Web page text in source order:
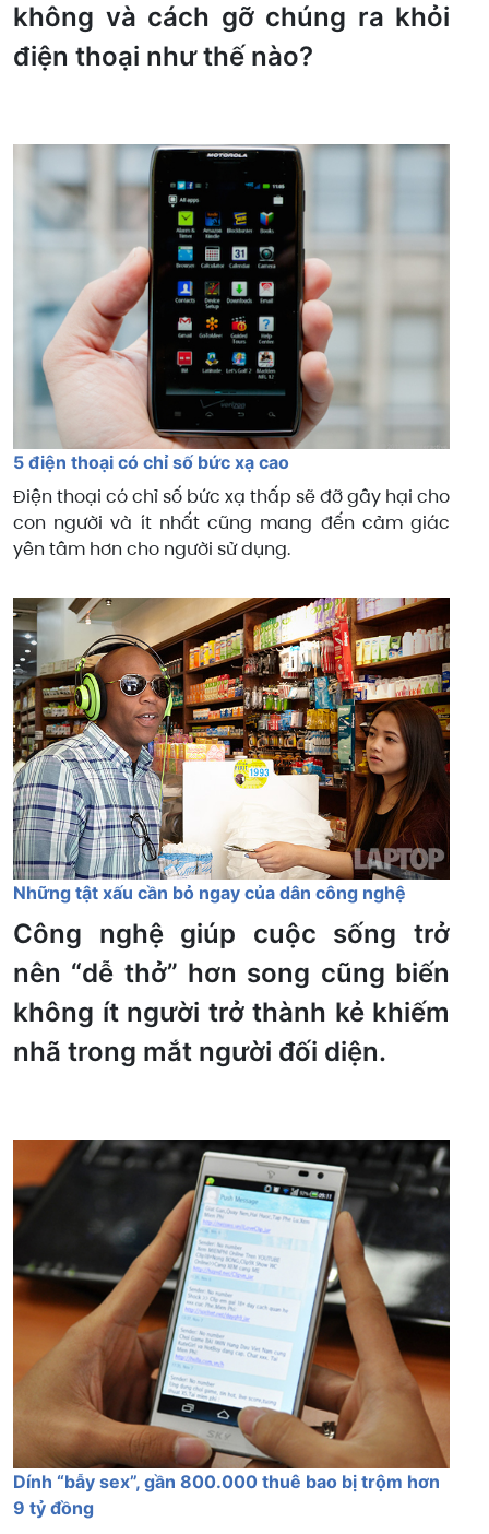
không và cách gỡ chúng ra khỏi
điện thoại như thế nào?
5 điện thoại có chỉ số bức xạ cao
Điện thoại có chỉ số bức xạ thấp sẽ đỡ gây hại cho
con người và ít nhất cũng mang đến cảm giác
yên tâm hơn cho người sử dụng.
Những tật xấu cần bỏ ngay của dân công nghệ
Công nghệ giúp cuộc sống trở
nên “dễ thở” hơn song cũng biến
không ít người trở thành kẻ khiếm
nhã trong mắt người đối diện.
Dính “bẫy sex”, gần 800.000 thuê bao bị trộm hơn
9 tỷ đồng